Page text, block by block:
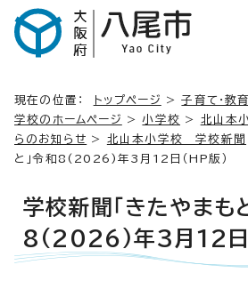
現在の位置： トップページ >子育て・教育
学校のホームページ
>小学校 > 北山本
らのお知らせ > 北山本小学校 学校新聞
と」令和8(2026)年3月12日（HP版）
学校新聞「きたやまも
8(2026)年3月12日